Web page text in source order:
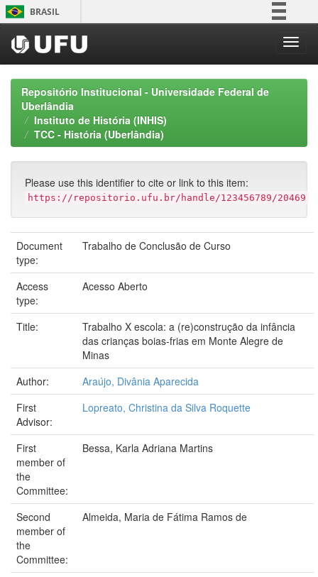
Skip
navigation
BRASIL
Participe
Acesso à informação
Repositório Institucional - Universidade Federal de
Uberlândia
Instituto de História (INHIS)
TCC - História (Uberlândia)
Please use this identifier to cite or link to this item:
https://repositorio.ufu.br/handle/123456789/20469
Document
type:
Trabalho de Conclusão de Curso
Access
type:
Acesso Aberto
Title:
Trabalho X escola: a (re)construção da infância
das crianças boias-frias em Monte Alegre de
Minas
Author:
Araújo, Divânia Aparecida
First
Advisor:
Lopreato, Christina da Silva Roquette
First
member of
the
Committee:
Bessa, Karla Adriana Martins
Second
member of
the
Committee:
Almeida, Maria de Fátima Ramos de